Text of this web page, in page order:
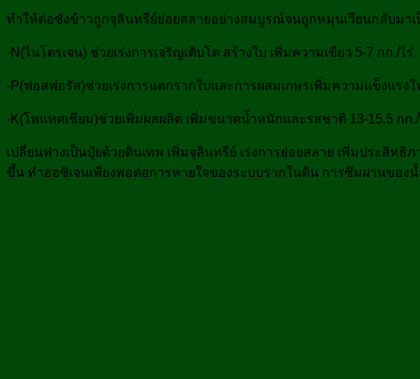
ทำให้ต่อซังข้าวถูกจุลินทรีย์ย่อยสลายอย่างสมบูรณ์จนถูกหมุนเวียนกลับมา
-N(ไนโตรเจน) ช่วยเร่งการเจริญเติบโต สร้างใบ เพิ่มความเขียว 5-7 กก./ไร่
-P(ฟอสฟอรัส)ช่วยเร่งการแตกรากใบและการผสมเกษรเพิ่มความแข็งแรงใ
-K(โพแทศเซียม)ช่วยเพิ่มผลผลิต เพิ่มขนาดน้ำหนักและรสชาติ 13-15.5 กก./
เปลี่ยนฟางเป็นปุ๋ยด้วยดินเทพ เพิ่มจุลินทรีย์ เร่งการย่อยสลาย เพิ่มประสิ
ขึ้น ทำออซิเจนเพียงพอต่อการหายใจของระบบรากในดิน การซึมผ่านขอ